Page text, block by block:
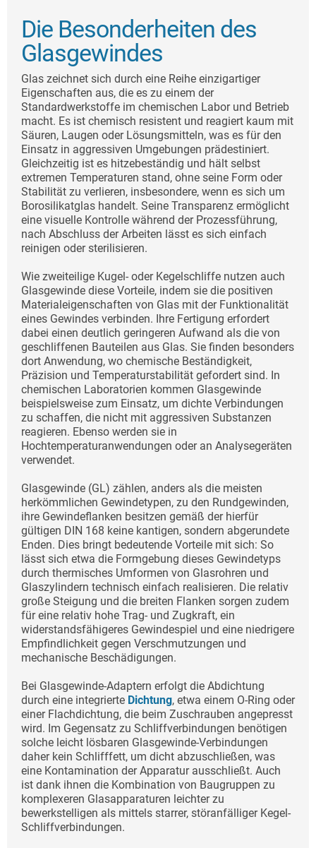
Die Besonderheiten des
Glasgewindes
Glas zeichnet sich durch eine Reihe einzigartiger
Eigenschaften aus, die es zu einem der
Standardwerkstoffe im chemischen Labor und Betrieb
macht. Es ist chemisch resistent und reagiert kaum mit
Säuren, Laugen oder Lösungsmitteln, was es für den
Einsatz in aggressiven Umgebungen prädestiniert.
Gleichzeitig ist es hitzebeständig und hält selbst
extremen Temperaturen stand, ohne seine Form oder
Stabilität zu verlieren, insbesondere, wenn es sich um
Borosilikatglas handelt. Seine Transparenz ermöglicht
eine visuelle Kontrolle während der Prozessführung,
nach Abschluss der Arbeiten lässt es sich einfach
reinigen oder sterilisieren.
Wie zweiteilige Kugel- oder Kegelschliffe nutzen auch
Glasgewinde diese Vorteile, indem sie die positiven
Materialeigenschaften von Glas mit der Funktionalität
eines Gewindes verbinden. Ihre Fertigung erfordert
dabei einen deutlich geringeren Aufwand als die von
geschliffenen Bauteilen aus Glas. Sie finden besonders
dort Anwendung, wo chemische Beständigkeit,
Präzision und Temperaturstabilität gefordert sind. In
chemischen Laboratorien kommen Glasgewinde
beispielsweise zum Einsatz, um dichte Verbindungen
zu schaffen, die nicht mit aggressiven Substanzen
reagieren. Ebenso werden sie in
Hochtemperaturanwendungen oder an Analysegeräten
verwendet.
Glasgewinde (GL) zählen, anders als die meisten
herkömmlichen Gewindetypen, zu den Rundgewinden,
ihre Gewindeflanken besitzen gemäß der hierfür
gültigen DIN 168 keine kantigen, sondern abgerundete
Enden. Dies bringt bedeutende Vorteile mit sich: So
lässt sich etwa die Formgebung dieses Gewindetyps
durch thermisches Umformen von Glasrohren und
Glaszylindern technisch einfach realisieren. Die relativ
große Steigung und die breiten Flanken sorgen zudem
für eine relativ hohe Trag- und Zugkraft, ein
widerstandsfähigeres Gewindespiel und eine niedrigere
Empfindlichkeit gegen Verschmutzungen und
mechanische Beschädigungen.
Bei Glasgewinde-Adaptern erfolgt die Abdichtung
durch eine integrierte Dichtung, etwa einem O-Ring oder
einer Flachdichtung, die beim Zuschrauben angepresst
wird. Im Gegensatz zu Schliffverbindungen benötigen
solche leicht lösbaren Glasgewinde-Verbindungen
daher kein Schlifffett, um dicht abzuschließen, was
eine Kontamination der Apparatur ausschließt. Auch
ist dank ihnen die Kombination von Baugruppen zu
komplexeren Glasapparaturen leichter zu
bewerkstelligen als mittels starrer, störanfälliger Kegel-
Schliffverbindungen.